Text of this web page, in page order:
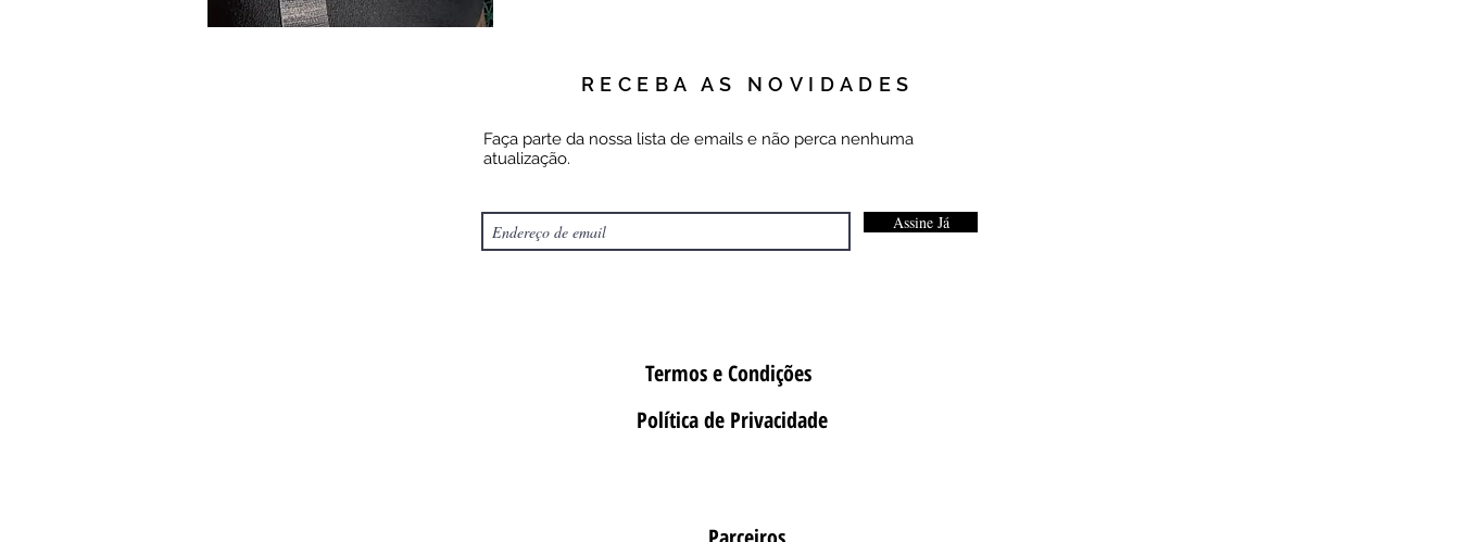
RECEBA AS NOVIDADES
Faça parte da nossa lista de emails e não perca nenhuma
atualização.
Assine Já
Termos e Condições
Política de Privacidade